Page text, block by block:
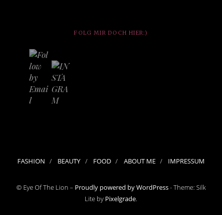
FOLG MIR DOCH HIER:)
FASHION BEAUTY FOOD ABOUT ME IMPRESSUM
© Eye Of The Lion – Proudly powered by WordPress-Theme: Silk
Lite by Pixelgrade.